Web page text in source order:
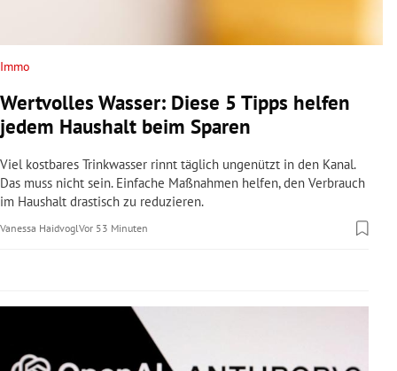
Untermenü
Untermenü
Untermenü
Untermenü
Untermenü
Immo
Wertvolles Wasser: Diese 5 Tipps helfen
jedem Haushalt beim Sparen
Viel kostbares Trinkwasser rinnt täglich ungenützt in den Kanal.
Das muss nicht sein. Einfache Maßnahmen helfen, den Verbrauch
im Haushalt drastisch zu reduzieren.
Vanessa HaidvoglVor 53 Minuten